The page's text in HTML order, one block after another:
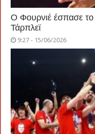
Ο Φουρνιέ έσπασε
Τάρπλεϊ
9:27 - 15/06/2026